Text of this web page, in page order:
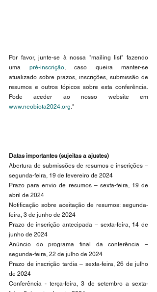
Por favor, junte-se à nossa "mailing list" fazendo
uma pré-inscrição, caso queira manter-se
atualizado sobre prazos, inscrições, submissão de
resumos e outros tópicos sobre esta conferência.
www.neobiota2024.org."
Datas importantes (sujeitas a ajustes)
Abertura de submissões de resumos e inscrições –
segunda-feira, 19 de fevereiro de 2024
Prazo para envio de resumos – sexta-feira, 19 de
abril de 2024
Notificação sobre aceitação de resumos: segunda-
feira, 3 de junho de 2024
Prazo de inscrição antecipada – sexta-feira, 14 de
junho de 2024
Anúncio do programa final da conferência –
segunda-feira, 22 de julho de 2024
Prazo de inscrição tardia – sexta-feira, 26 de julho
de 2024
Conferência - terça-feira, 3 de setembro a sexta-